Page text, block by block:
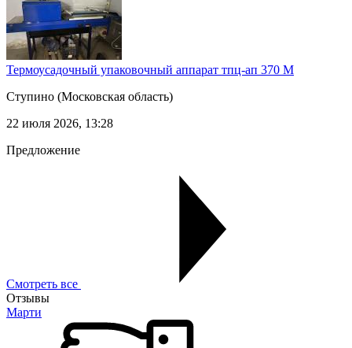
Термоусадочный упаковочный аппарат тпц-ап 370 М
Ступино (Московская область)
22 июля 2026, 13:28
Предложение
Смотреть все
Отзывы
Марти